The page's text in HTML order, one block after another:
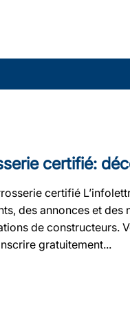
certifié:
certifié
des annonces et
de constructeurs.
gratuitement...